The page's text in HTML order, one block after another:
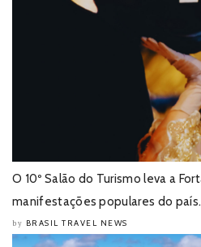
O 10º Salão do Turismo leva a
manifestações populares do país.
by BRASIL TRAVEL NEWS